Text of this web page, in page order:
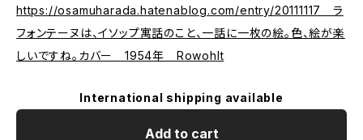
https://osamuharada.hatenablog.com/entry/20111117 ラ
フォンテーヌは、イソップ寓話のこと、一話に一枚の絵。色、絵が楽
しいですね。カバー 1954年 Rowohlt
International shipping available
Add to cart